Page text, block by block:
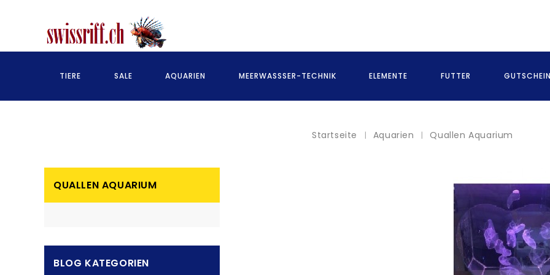
TIERE SALE AQUARIEN MEERWASSSER-TECHNIK ELEMENTE FUTTER
Startseite Aquarien Quallen Aquarium
QUALLEN AQUARIUM
BLOG KATEGORIEN